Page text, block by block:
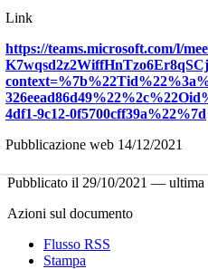
Link
https://teams.microsoft.com/l/
4df1-9c12-0f5700cff39a%22%7d
Pubblicazione web 14/12/2021
Pubblicato il 29/10/2021 — ultima
Azioni sul documento
Flusso RSS
Stampa